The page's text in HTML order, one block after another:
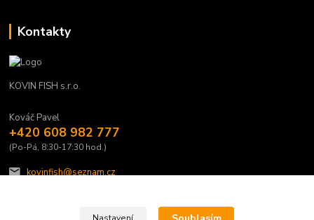
Kontakty
KOVIN FISH s.r.o.
Kováč Pavel
+420 608 982 777
(Po-Pá, 8:30-17:30 hod.)
kovinfish@seznam.cz